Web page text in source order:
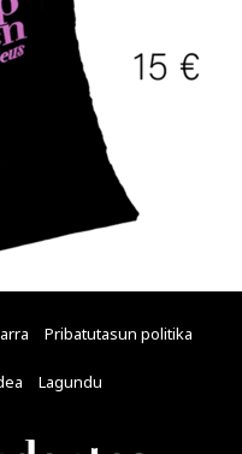
Pribatutasun politika
Lagundu